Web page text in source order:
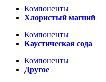
Компоненты
Хлористый магний
Компоненты
Каустическая сода
Компоненты
Другое